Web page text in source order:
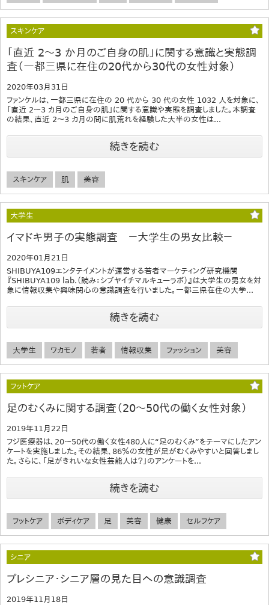
スキンケア
「直近 2～3 か月のご自身の肌」に関する意識と実態調
査（一都三県に在住の20代から30代の女性対象）
2020年03月31日
ファンケルは、一都三県に在住の 20 代から 30 代の女性 1032 人を対象に、
「直近 2～3 カ月のご自身の肌」に関する意識や実態を調査しました。本調査
の結果、直近 2～3 カ月の間に肌荒れを経験した大半の女性は...
続きを読む
スキンケア 肌 美容
大学生
イマドキ男子の実態調査 －大学生の男女比較－
2020年01月21日
SHIBUYA109エンタテイメントが運営する若者マーケティング研究機関
『SHIBUYA109 lab.（読み：シブヤイチマルキューラボ）』は大学生の男女を対
象に情報収集や興味関心の意識調査を行いました。一都三県在住の大学...
続きを読む
大学生 ワカモノ 若者 情報収集 ファッション 美容
フットケア
足のむくみに関する調査（20～50代の働く女性対象）
2019年11月22日
フジ医療器は、20～50代の働く女性480人に“足のむくみ”をテーマにしたアン
ケートを実施しました。その結果、86％の女性が足がむくみやすいと回答しまし
た。さらに、「足がきれいな女性芸能人は？」のアンケートを...
続きを読む
フットケア ボディケア 足 美容 健康 セルフケア
シニア
プレシニア・シニア層の見た目への意識調査
2019年11月18日